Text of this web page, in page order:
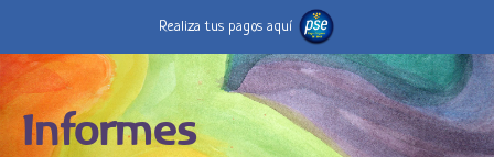
Realiza tus pagos aquí
Informes